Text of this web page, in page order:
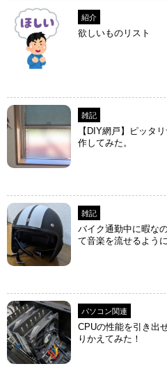
紹介
欲しいものリスト
雑記
【DIY網戸】ピッタ
作してみた。
雑記
バイク通勤中に暇な
て音楽を流せるよう
パソコン関連
CPUの性能を引き出
りかえてみた！